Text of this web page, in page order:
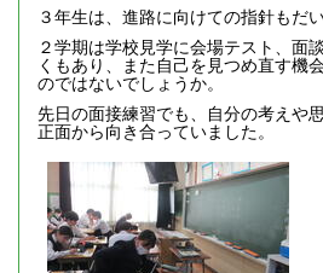
３年生は、進路に向けての指針もだ
２学期は学校見学に会場テスト、面
くもあり、また自己を見つめ直す機
のではないでしょうか。
先日の面接練習でも、自分の考えや
正面から向き合っていました。